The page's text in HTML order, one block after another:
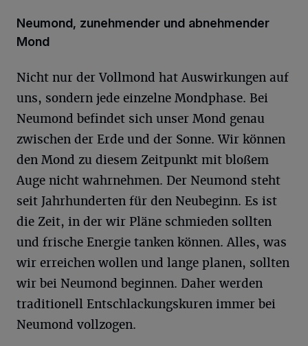
Neumond, zunehmender und abnehmender
Mond
Nicht nur der Vollmond hat Auswirkungen auf
uns, sondern jede einzelne Mondphase. Bei
Neumond befindet sich unser Mond genau
zwischen der Erde und der Sonne. Wir können
den Mond zu diesem Zeitpunkt mit bloßem
Auge nicht wahrnehmen. Der Neumond steht
seit Jahrhunderten für den Neubeginn. Es ist
die Zeit, in der wir Pläne schmieden sollten
und frische Energie tanken können. Alles, was
wir erreichen wollen und lange planen, sollten
wir bei Neumond beginnen. Daher werden
traditionell Entschlackungskuren immer bei
Neumond vollzogen.